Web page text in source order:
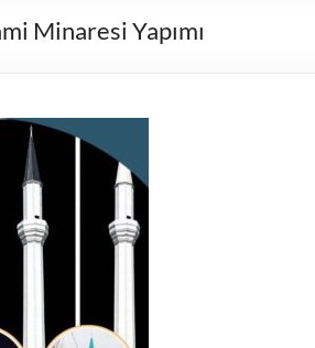
Minaresi Yapımı